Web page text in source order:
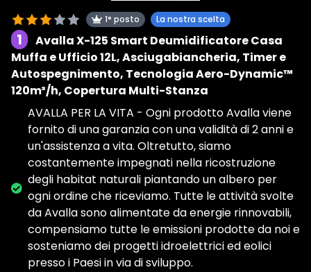
1° posto La nostra scelta
1
Avalla X-125 Smart Deumidificatore Casa
Muffa e Ufficio 12L, Asciugabiancheria, Timer e
Autospegnimento, Tecnologia Aero-Dynamic™
120m³/h, Copertura Multi-Stanza
AVALLA PER LA VITA - Ogni prodotto Avalla viene
fornito di una garanzia con una validità di 2 anni e
un'assistenza a vita. Oltretutto, siamo
costantemente impegnati nella ricostruzione
degli habitat naturali piantando un albero per
ogni ordine che riceviamo. Tutte le attività svolte
da Avalla sono alimentate da energie rinnovabili,
compensiamo tutte le emissioni prodotte da noi e
sosteniamo dei progetti idroelettrici ed eolici
presso i Paesi in via di sviluppo.